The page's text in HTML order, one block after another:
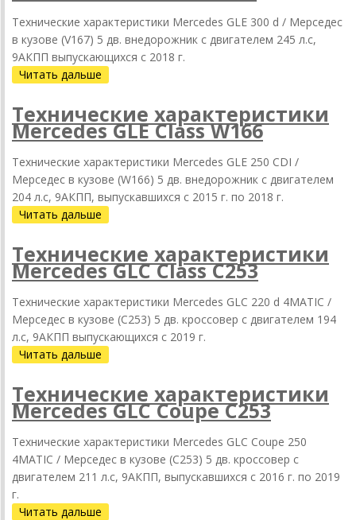
Технические характеристики Mercedes GLE 300 d / Мерседес
в кузове (V167) 5 дв. внедорожник с двигателем 245 л.с,
9АКПП выпускающихся c 2018 г.
Читать дальше
Технические характеристики
Mercedes GLE Class W166
Технические характеристики Mercedes GLE 250 CDI /
Мерседес в кузове (W166) 5 дв. внедорожник с двигателем
204 л.с, 9АКПП, выпускавшихся c 2015 г. по 2018 г.
Читать дальше
Технические характеристики
Mercedes GLC Class C253
Технические характеристики Mercedes GLC 220 d 4MATIC /
Мерседес в кузове (C253) 5 дв. кроссовер с двигателем 194
л.с, 9АКПП выпускающихся c 2019 г.
Читать дальше
Технические характеристики
Mercedes GLC Coupe C253
Технические характеристики Mercedes GLC Coupe 250
4MATIC / Мерседес в кузове (C253) 5 дв. кроссовер с
двигателем 211 л.с, 9АКПП, выпускавшихся c 2016 г. по 2019
г.
Читать дальше